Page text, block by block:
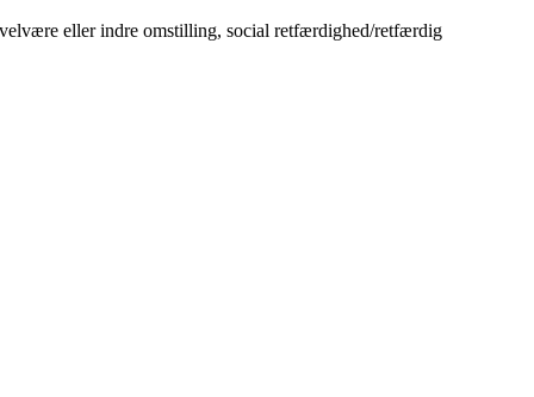
eller indre omstilling, social retfærdighed/retfærdig